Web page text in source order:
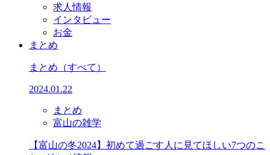
求人情報
インタビュー
お金
まとめ
まとめ （すべて）
2024.01.22
まとめ
富山の雑学
【富山の冬2024】初めて過ごす人に見てほしい7つのこ